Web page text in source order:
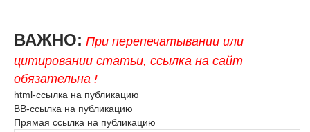
ВАЖНО: При перепечатывании или
цитировании статьи, ссылка на сайт
обязательна !
html-ссылка на публикацию
BB-ссылка на публикацию
Прямая ссылка на публикацию